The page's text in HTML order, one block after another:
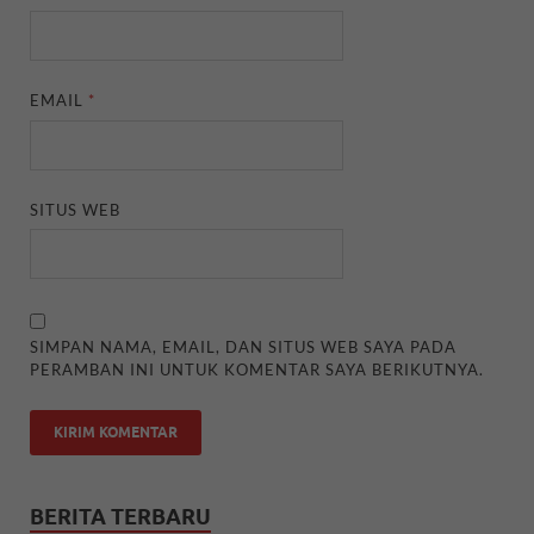
EMAIL *
SITUS WEB
SIMPAN NAMA, EMAIL, DAN SITUS WEB SAYA PADA
PERAMBAN INI UNTUK KOMENTAR SAYA BERIKUTNYA.
BERITA TERBARU